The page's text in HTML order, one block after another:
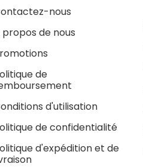
nous
propos de nous
de
d'utilisation
de confidentialité
d'expédition et de